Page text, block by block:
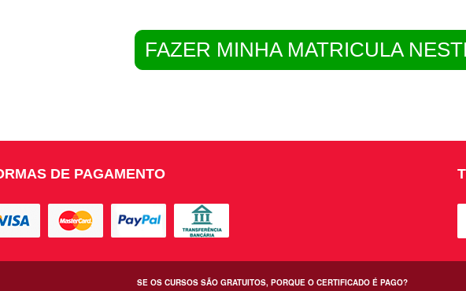
FAZER MINHA MATRICULA
DE PAGAMENTO
SE OS CURSOS SÃO GRATUITOS, PORQUE O CERTIFICADO É PAGO?